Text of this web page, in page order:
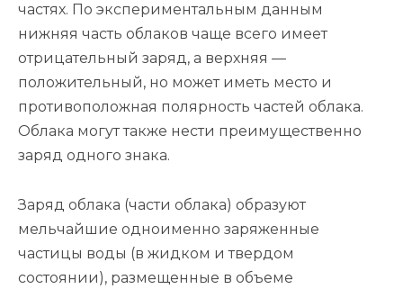
частях. По экспериментальным данным
нижняя часть облаков чаще всего имеет
отрицательный заряд, а верхняя —
положительный, но может иметь место и
противоположная полярность частей облака.
Облака могут также нести преимущественно
заряд одного знака.
Заряд облака (части облака) образуют
мельчайшие одноименно заряженные
частицы воды (в жидком и твердом
состоянии), размещенные в объеме